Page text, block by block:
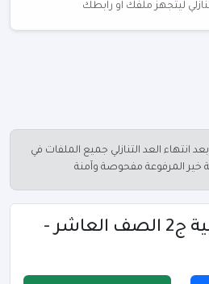
ليتجهز ملفك او رابطك
العد التنازلي جميع الملفات في
خير المرفوعة مفحوصة وآمنة
قواعد اللغة العربية ج2 الصف العاشر -